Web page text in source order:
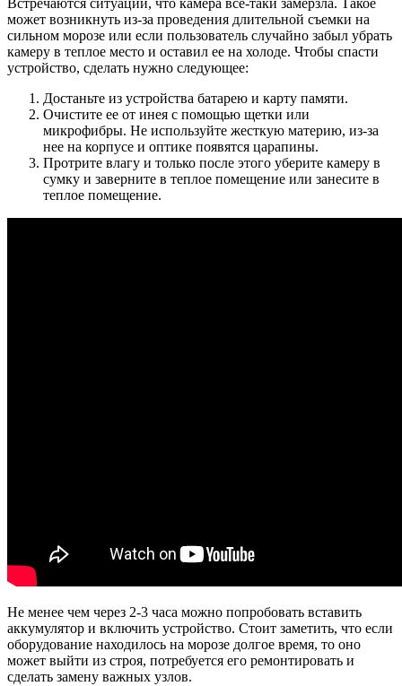
Встречаются ситуации, что камера все-таки замерзла. Такое
может возникнуть из-за проведения длительной съемки на
сильном морозе или если пользователь случайно забыл убрать
камеру в теплое место и оставил ее на холоде. Чтобы спасти
устройство, сделать нужно следующее:
Достаньте из устройства батарею и карту памяти.
Очистите ее от инея с помощью щетки или
микрофибры. Не используйте жесткую материю, из-за
нее на корпусе и оптике появятся царапины.
Протрите влагу и только после этого уберите камеру в
сумку и заверните в теплое помещение или занесите в
теплое помещение.
Не менее чем через 2-3 часа можно попробовать вставить
аккумулятор и включить устройство. Стоит заметить, что если
оборудование находилось на морозе долгое время, то оно
может выйти из строя, потребуется его ремонтировать и
сделать замену важных узлов.